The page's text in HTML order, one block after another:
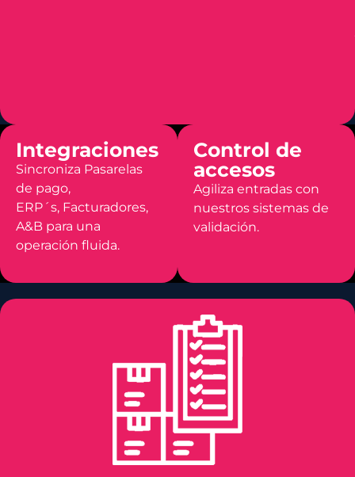
Integraciones
Sincroniza Pasarelas
de pago,
ERP´s, Facturadores,
A&B para una
operación fluida.
Control de
accesos
Agiliza entradas con
nuestros sistemas de
validación.